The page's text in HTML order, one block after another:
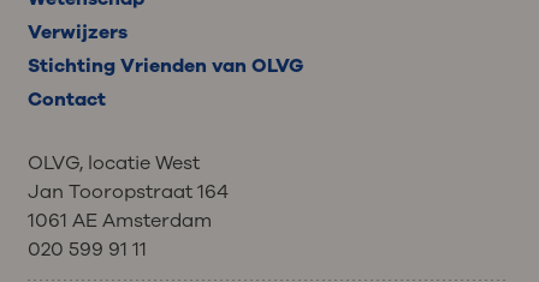
Verwijzers
Stichting Vrienden van OLVG
Contact
OLVG, locatie West
Jan Tooropstraat 164
1061 AE Amsterdam
020 599 91 11